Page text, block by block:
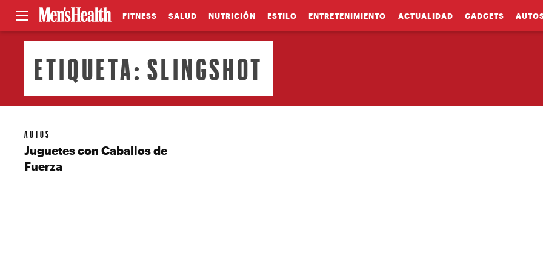
FITNESS SALUD NUTRICIÓN ESTILO ENTRETENIMIENTO ACTUALIDAD GADGETS
ETIQUETA:SLINGSHOT
AUTOS
Juguetes con Caballos de
Fuerza